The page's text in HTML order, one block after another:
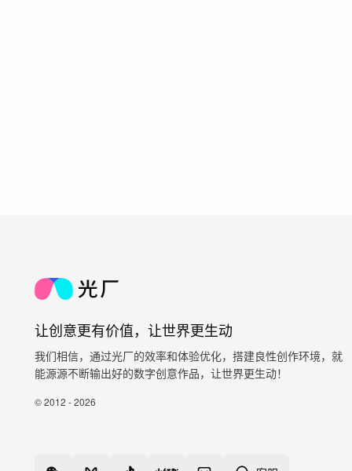
让创意更有价值，让世界更生动
我们相信，通过光厂的效率和体验优化，搭建良性创作环境，就
能源源不断输出好的数字创意作品，让世界更生动！
© 2012 - 2026